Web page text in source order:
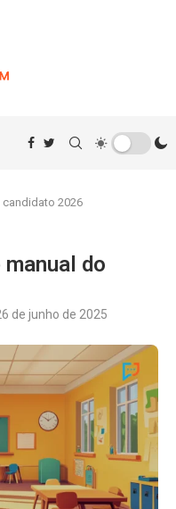
candidato 2026
manual do
de junho de 2025